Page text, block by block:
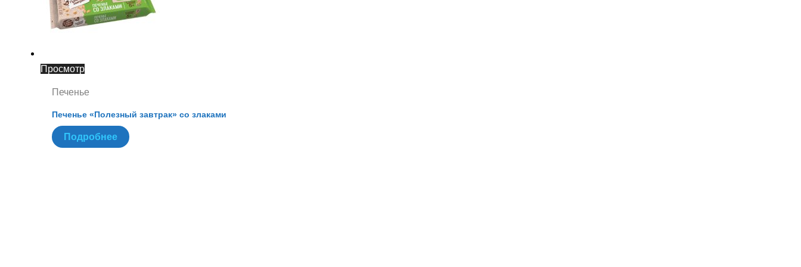
Просмотр
Печенье
Печенье «Полезный завтрак» со злаками
Подробнее